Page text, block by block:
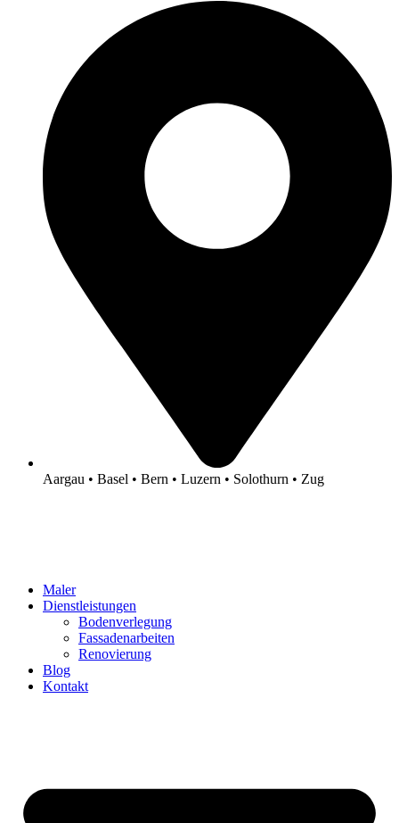
Aargau • Basel • Bern • Luzern • Solothurn • Zug
Maler
Dienstleistungen
Bodenverlegung
Fassadenarbeiten
Renovierung
Blog
Kontakt